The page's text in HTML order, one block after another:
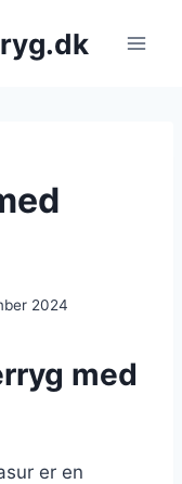
2024
med
er en